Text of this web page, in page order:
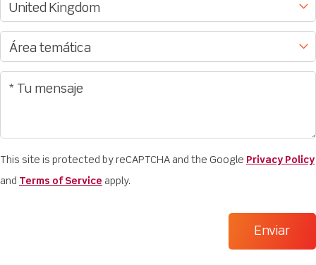
This site is protected by reCAPTCHA and the Google Privacy Policy
and Terms of Service apply.